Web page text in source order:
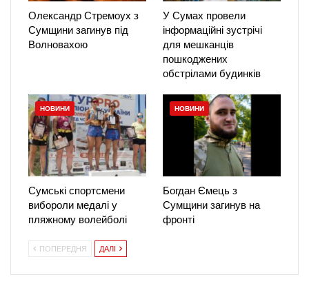
Олександр Стремоух з
Сумщини загинув під
Волновахою
У Сумах провели
інформаційні зустрічі
для мешканців
пошкоджених
обстрілами будинків
НОВИНИ
Сумські спортсмени
вибороли медалі у
пляжному волейболі
НОВИНИ
Богдан Ємець з
Сумщини загинув на
фронті
ПОПЕРЕДНЯ ДАЛІ